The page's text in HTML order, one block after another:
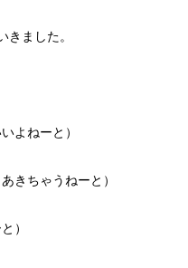
ました。
よねーと）
きちゃうねーと）
）